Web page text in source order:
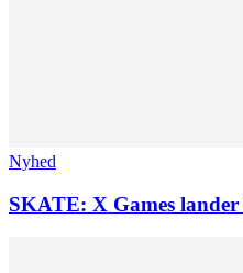
Nyhed
SKATE: X Games